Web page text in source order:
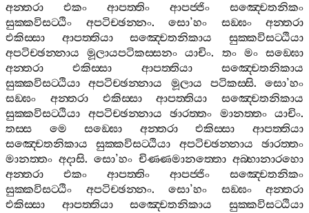
අන‍්තරා
එකං ආපත‍්තිං ආපජ‍්ජිං
සඤ‍්චෙතනිකං
සුක‍්කවිසට‍්ඨිං
අපටිච‍්ඡන‍්නං. සො’හං සඞ‍්ඝං
අන‍්තරා
එකිස‍්සා
ආපත‍්තියා සඤ‍්චෙතනිකාය
සුක‍්කවිසට‍්ඨියා
අපටිච‍්ඡන‍්නාය
මූලායපටිකස‍්සනං යාචිං. තං මං සඞ‍්ඝො
අන‍්තරා
එකිස‍්සා ආපත‍්තියා
සඤ‍්චෙතනිකාය
සුක‍්කවිසට‍්ඨියා
අපටිච‍්ඡන‍්නාය මූලාය පටිකස‍්සි. සො’හං
සඞ‍්ඝං
අන‍්තරා එකිස‍්සා ආපත‍්තියා
සඤ‍්චෙතනිකාය
සුක‍්කවිසට‍්ඨියා
අපටිච‍්ඡන‍්නාය ඡාරත‍්තං මානත‍්තං යාචිං.
තස‍්ස
මෙ සඞ‍්ඝො අන‍්තරා එකිස‍්සා
ආපත‍්තියා
සඤ‍්චෙතනිකාය
සුක‍්කවිසට‍්ඨියා අපටිච‍්ඡන‍්නාය
ඡාරත‍්තං
මානත‍්තං අදාසි. සො’හං චිණ‍්ණමානත‍්තො අබ‍්භානාරහො
අන‍්තරා
එකං ආපත‍්තිං ආපජ‍්ජිං
සඤ‍්චෙතනිකං
සුක‍්කවිසට‍්ඨිං
අපටිච‍්ඡන‍්නං. සො’හං සඞ‍්ඝං
අන‍්තරා
එකිස‍්සා
ආපත‍්තියා සඤ‍්චෙතනිකාය
සුක‍්කවිසට‍්ඨියා